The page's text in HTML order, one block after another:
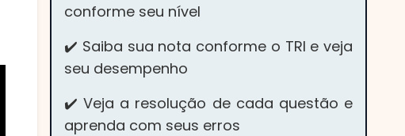
conforme seu nível
✔️ Saiba sua nota conforme o TRI e veja
seu desempenho
✔️ Veja a resolução de cada questão e
aprenda com seus erros